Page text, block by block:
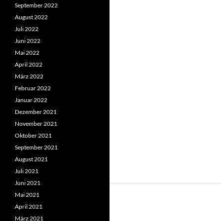
September 2022
August 2022
Juli 2022
Juni 2022
Mai 2022
April 2022
März 2022
Februar 2022
Januar 2022
Dezember 2021
November 2021
Oktober 2021
September 2021
August 2021
Juli 2021
Juni 2021
Mai 2021
April 2021
März 2021